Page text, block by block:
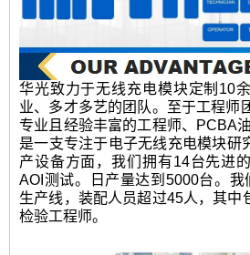
华光致力于无线充电模块定制10
业、多才多艺的团队。至于工程师
专业且经验丰富的工程师、PCBA
是一支专注于电子无线充电模块研
产设备方面，我们拥有14台先进
AOI测试。日产量达到5000台。
生产线，装配人员超过45人，其中
检验工程师。